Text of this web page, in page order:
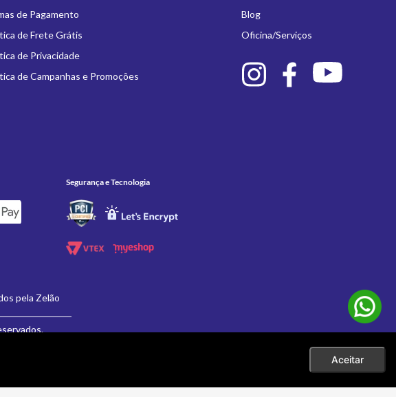
Aceitar
de Pagamento
de Frete Grátis
de Privacidade
de Campanhas e Promoções
Blog
Oficina/Serviços
Segurança e Tecnologia
pela Zelão
posteriores de preço. |